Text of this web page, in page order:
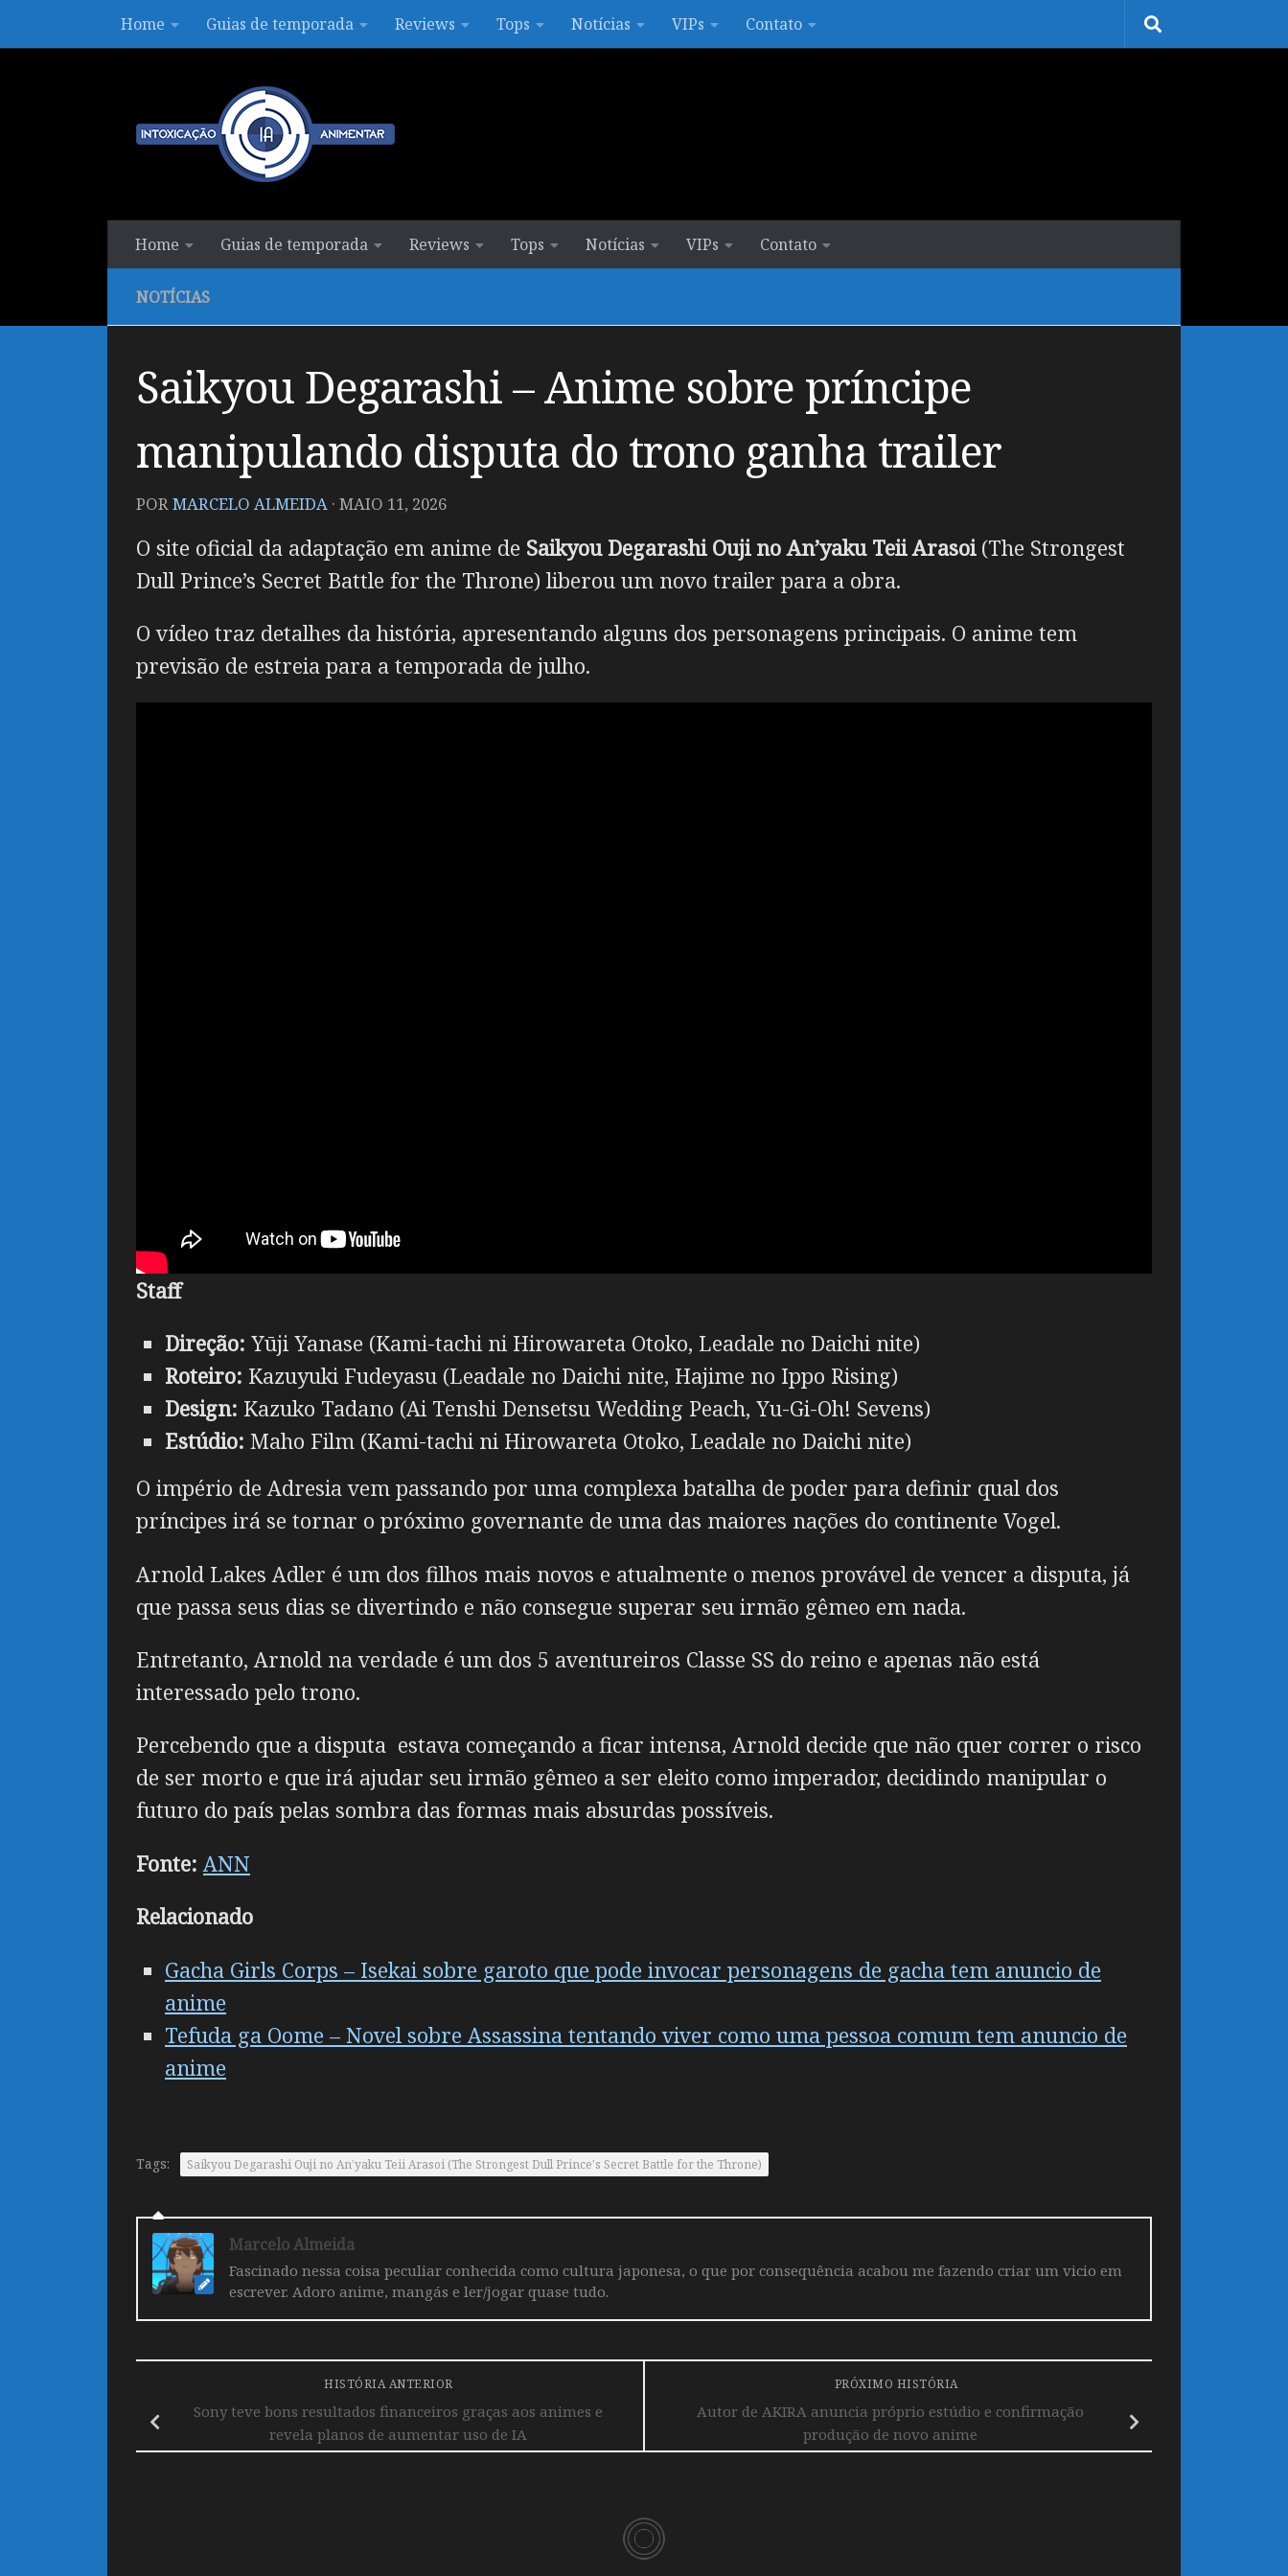
Skip to contentHome Guias de temporada Reviews Tops Notícias VIPs Contato
Home Guias de temporada Reviews Tops Notícias VIPs Contato
NOTÍCIAS
Saikyou Degarashi – Anime sobre príncipe
manipulando disputa do trono ganha trailer
PORMARCELO ALMEIDA · MAIO 11, 2026
O site oficial da adaptação em anime de Saikyou Degarashi Ouji no An’yaku Teii Arasoi(The Strongest
Dull Prince’s Secret Battle for the Throne) liberou um novo trailer para a obra.
O vídeo traz detalhes da história, apresentando alguns dos personagens principais. O anime tem
previsão de estreia para a temporada de julho.
Staff
Direção: Yūji Yanase (Kami-tachi ni Hirowareta Otoko, Leadale no Daichi nite)
Roteiro: Kazuyuki Fudeyasu (Leadale no Daichi nite, Hajime no Ippo Rising)
Design: Kazuko Tadano (Ai Tenshi Densetsu Wedding Peach, Yu-Gi-Oh! Sevens)
Estúdio: Maho Film (Kami-tachi ni Hirowareta Otoko, Leadale no Daichi nite)
O império de Adresia vem passando por uma complexa batalha de poder para definir qual dos
príncipes irá se tornar o próximo governante de uma das maiores nações do continente Vogel.
Arnold Lakes Adler é um dos filhos mais novos e atualmente o menos provável de vencer a disputa, já
que passa seus dias se divertindo e não consegue superar seu irmão gêmeo em nada.
Entretanto, Arnold na verdade é um dos 5 aventureiros Classe SS do reino e apenas não está
interessado pelo trono.
Percebendo que a disputa estava começando a ficar intensa, Arnold decide que não quer correr o risco
de ser morto e que irá ajudar seu irmão gêmeo a ser eleito como imperador, decidindo manipular o
futuro do país pelas sombra das formas mais absurdas possíveis.
Fonte: ANN
Relacionado
Gacha Girls Corps – Isekai sobre garoto que pode invocar personagens de gacha tem anuncio de
anime
Tefuda ga Oome – Novel sobre Assassina tentando viver como uma pessoa comum tem anuncio de
anime
Tags: Saikyou Degarashi Ouji no An’yaku Teii Arasoi (The Strongest Dull Prince's Secret Battle for the Throne)
Marcelo Almeida
Fascinado nessa coisa peculiar conhecida como cultura japonesa, o que por consequência acabou me fazendo criar um vicio em
escrever. Adoro anime, mangás e ler/jogar quase tudo.
PRÓXIMO HISTÓRIA
Autor de AKIRA anuncia próprio estúdio e confirmação
produção de novo anime
HISTÓRIA ANTERIOR
Sony teve bons resultados financeiros graças aos animes e
revela planos de aumentar uso de IA